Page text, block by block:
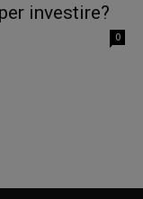
investire?
0